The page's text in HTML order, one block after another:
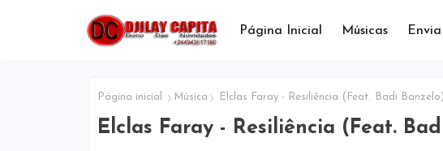
Página Inicial Músicas
Página inicial Música Elclas Faray - Resiliência (Feat. Badi
Elclas Faray - Resiliência (Feat.